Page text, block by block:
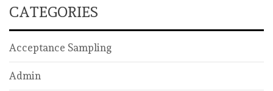
CATEGORIES
Acceptance Sampling
Admin